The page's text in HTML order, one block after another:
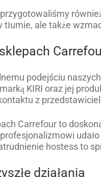
tłumie, ale także
podejściu
KIRI oraz jej
z
Carrefour to
hostess to
działania